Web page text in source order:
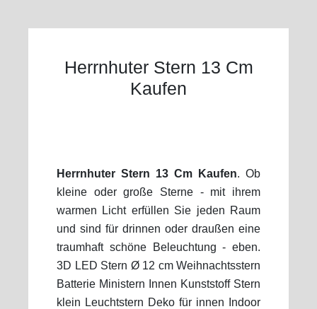
Herrnhuter Stern 13 Cm
Kaufen
Herrnhuter Stern 13 Cm Kaufen. Ob
kleine oder große Sterne - mit ihrem
warmen Licht erfüllen Sie jeden Raum
und sind für drinnen oder draußen eine
traumhaft schöne Beleuchtung - eben.
3D LED Stern Ø 12 cm Weihnachtsstern
Batterie Ministern Innen Kunststoff Stern
klein Leuchtstern Deko für innen Indoor